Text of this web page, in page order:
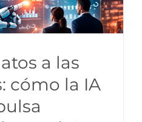
a las
cómo la IA